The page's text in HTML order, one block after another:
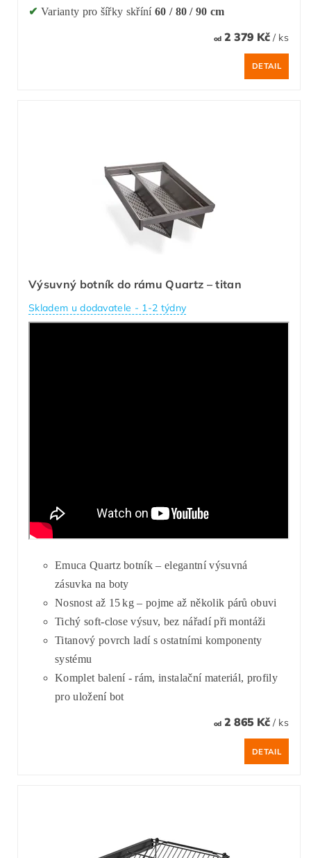
✔ Varianty pro šířky skříní 60 / 80 / 90 cm
od2 379 Kč / ks
DETAIL
Výsuvný botník do rámu Quartz – titan
Skladem u dodavatele - 1-2 týdny
Emuca Quartz botník – elegantní výsuvná
zásuvka na boty
Nosnost až 15 kg – pojme až několik párů obuvi
Tichý soft‑close výsuv, bez nářadí při montáži
Titanový povrch ladí s ostatními komponenty
systému
Komplet balení - rám, instalační materiál, profily
pro uložení bot
od2 865 Kč / ks
DETAIL